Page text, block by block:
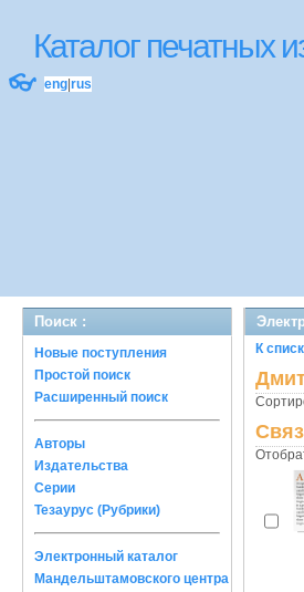
Каталог печатных
👓 eng rus
Поиск :
Новые поступления
Простой поиск
Расширенный поиск
Авторы
Издательства
Серии
Тезаурус (Рубрики)
Электронный каталог
Мандельштамовского центра
К